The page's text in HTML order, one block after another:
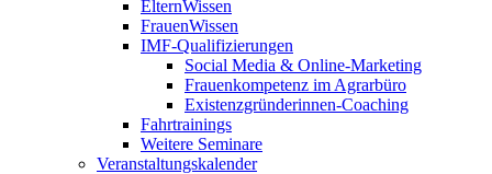
ElternWissen
FrauenWissen
IMF-Qualifizierungen
Social Media & Online-Marketing
Frauenkompetenz im Agrarbüro
Existenzgründerinnen-Coaching
Fahrtrainings
Weitere Seminare
Veranstaltungskalender